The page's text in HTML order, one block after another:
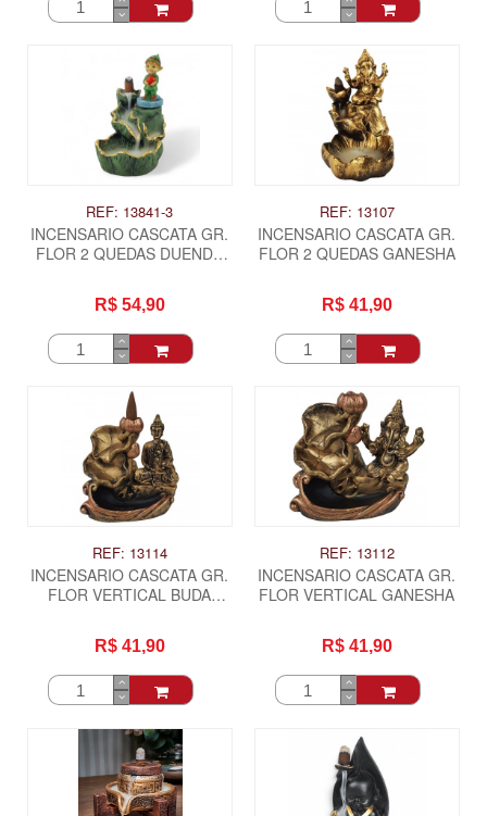
REF: 13841-3
INCENSARIO CASCATA GR.
FLOR 2 QUEDAS DUENDE
MORANGUINHO
R$ 54,90
REF: 13107
INCENSARIO CASCATA GR.
FLOR 2 QUEDAS GANESHA
R$ 41,90
REF: 13114
INCENSARIO CASCATA GR.
FLOR VERTICAL BUDA
R$ 41,90
REF: 13112
INCENSARIO CASCATA GR.
FLOR VERTICAL GANESHA
R$ 41,90